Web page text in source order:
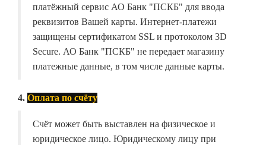
платёжный сервис АО Банк "ПСКБ" для ввода
реквизитов Вашей карты. Интернет-платежи
защищены сертификатом SSL и протоколом 3D
Secure. АО Банк "ПСКБ" не передает магазину
платежные данные, в том числе данные карты.
4. Оплата по счёту
Счёт может быть выставлен на физическое и
юридическое лицо. Юридическому лицу при